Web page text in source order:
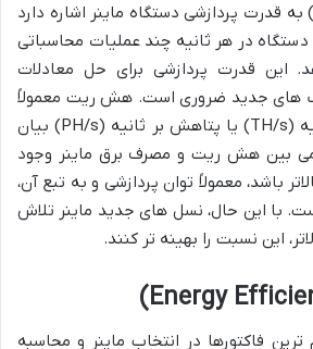
هش ریت (Hash Rate) به قدرت پردازشی دستگاه ماینر اشاره دارد
در هر ثانیه چند عملیات محاسباتی
این قدرت پردازشی برای حل معادلات
های جدید ضروری است. هش ریت معمولاً
بر حسب تراهش بر ثانیه (TH/s) یا پتاهش بر ثانیه (PH/s) بیان
بین هش ریت و مصرف برق ماینر وجود
باشد، معمولاً توان پردازشی و به تبع آن،
با این حال، نسل های جدید ماینر تلاش
این نسبت را بهینه تر کنند.
ترین فاکتورها در انتخاب ماینر و محاسبه